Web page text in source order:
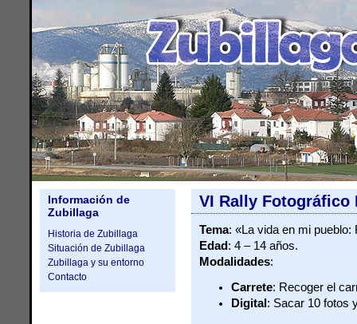
Información de
Zubillaga
Historia de Zubillaga
Situación de Zubillaga
Zubillaga y su entorno
Contacto
VI Rally Fotográfico
Tema: «La vida en mi
Edad : 4 – 14 años.
Modalidades:
Carrete: Recoger el
Digital : Sacar 10 fotos